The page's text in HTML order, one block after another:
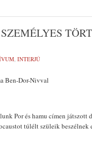
, INTERJÚ
Ben-Dor-Nivval
Por és hamu címen
túlélt szüleik